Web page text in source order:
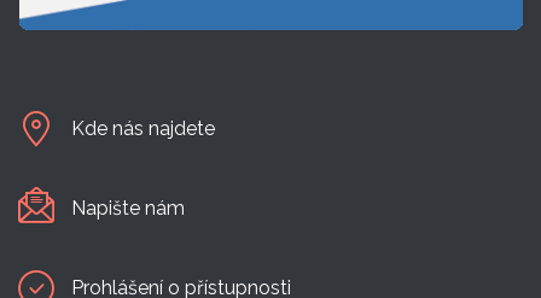
Kde nás najdete
Napište nám
Prohlášení o přístupnosti